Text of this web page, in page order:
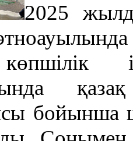
2025
бойынша